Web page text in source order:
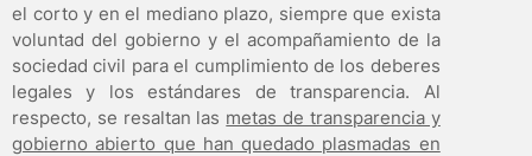
el corto y en el mediano plazo, siempre que exista
voluntad del gobierno y el acompañamiento de la
sociedad civil para el cumplimiento de los deberes
legales y los estándares de transparencia. Al
respecto, se resaltan las metas de transparencia y
gobierno abierto que han quedado plasmadas en